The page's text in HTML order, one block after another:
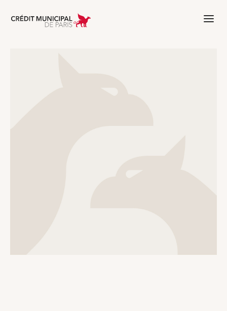
Aller à l'accueil de Crédit Municipal